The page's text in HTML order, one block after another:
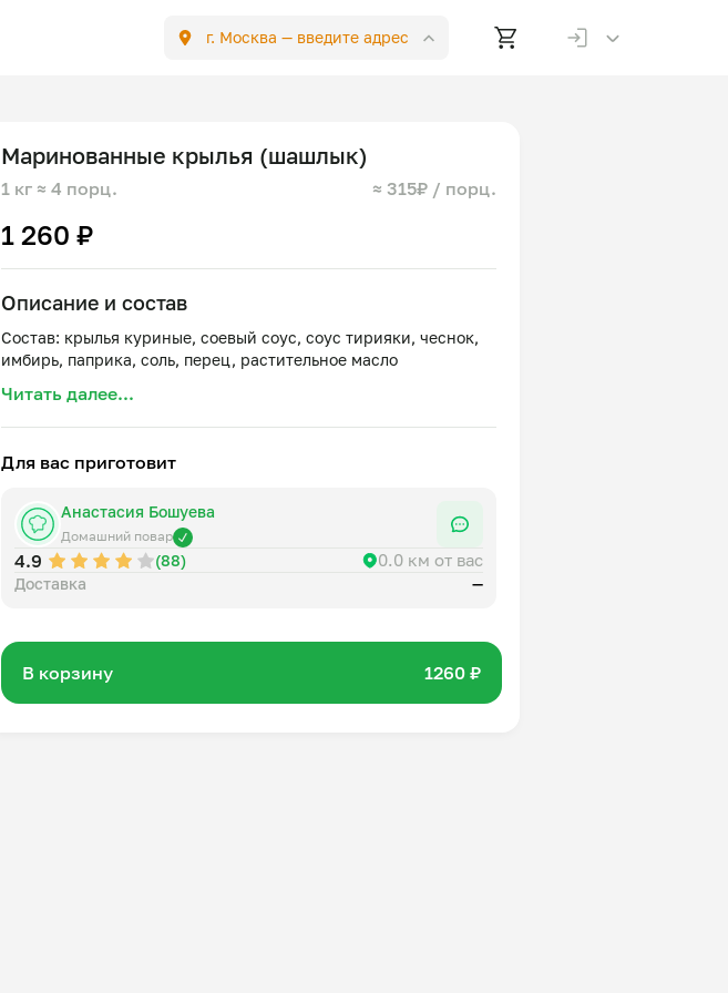
г. Москва — введите адрес
Маринованные крылья (шашлык)
1 кг ≈ 4 порц. ≈ 315₽ / порц.
1 260 ₽
Описание и состав
Состав: крылья куриные, соевый соус, соус тирияки, чеснок,
Читать далее...
Для вас приготовит
Анастасия Бошуева
Домашний повар
4.9 (88) 0.0 км от вас
Доставка —
В корзину 1260 ₽